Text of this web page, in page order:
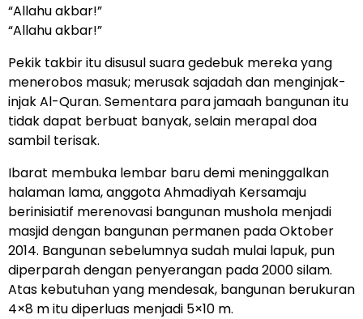
“Allahu akbar!”
“Allahu akbar!”
Pekik takbir itu disusul suara gedebuk mereka yang
menerobos masuk; merusak sajadah dan menginjak-
injak Al-Quran. Sementara para jamaah bangunan itu
tidak dapat berbuat banyak, selain merapal doa
sambil terisak.
Ibarat membuka lembar baru demi meninggalkan
halaman lama, anggota Ahmadiyah Kersamaju
berinisiatif merenovasi bangunan mushola menjadi
masjid dengan bangunan permanen pada Oktober
2014. Bangunan sebelumnya sudah mulai lapuk, pun
diperparah dengan penyerangan pada 2000 silam.
Atas kebutuhan yang mendesak, bangunan berukuran
4×8 m itu diperluas menjadi 5×10 m.